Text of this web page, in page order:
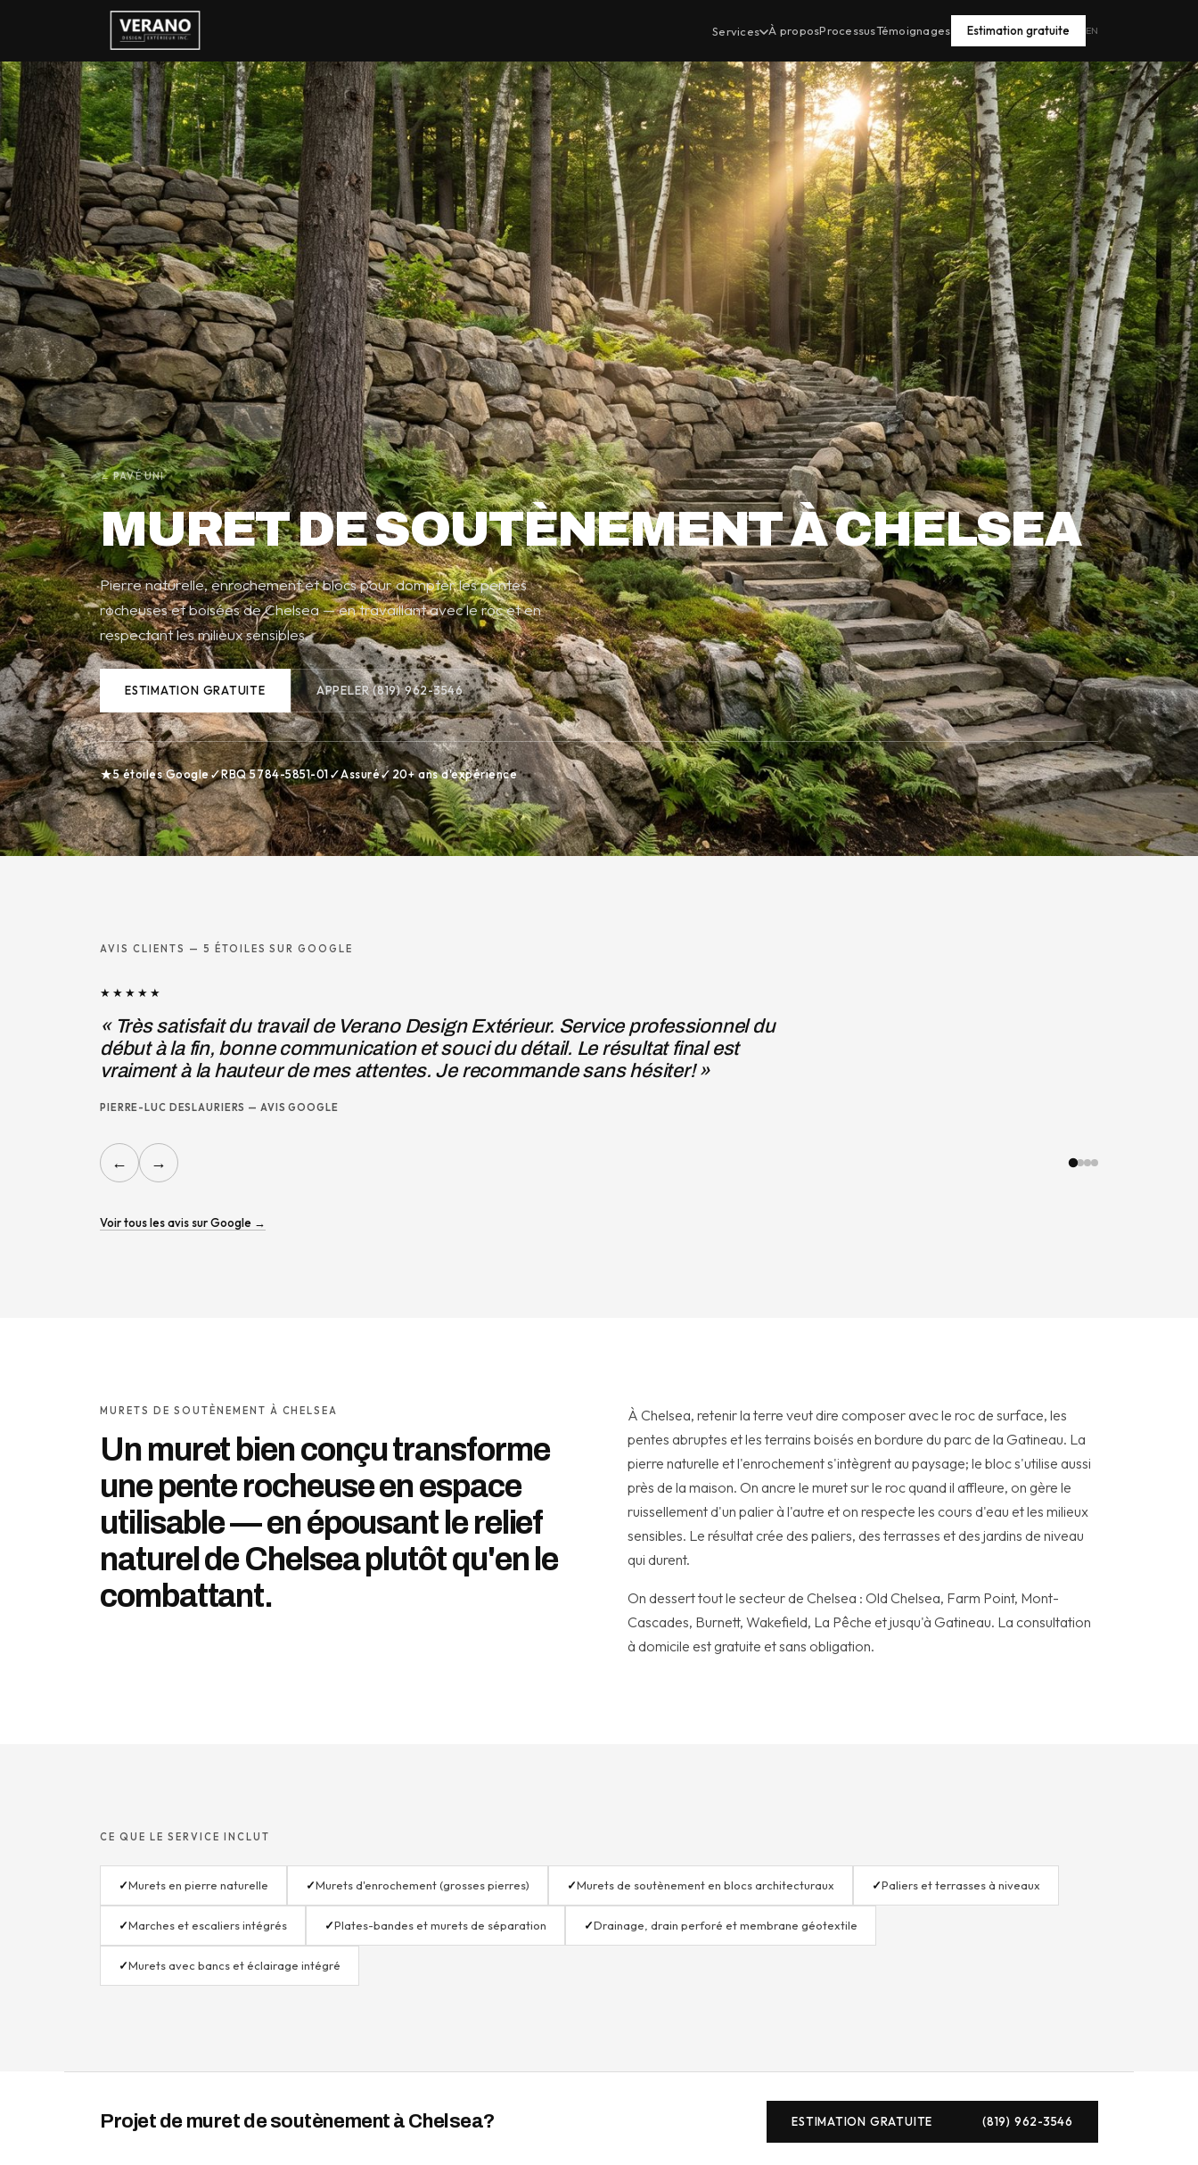
Services À proposProcessusTémoignages Estimation gratuite EN
← PAVÉ UNI
MURET DE SOUTÈNEMENT À CHELSEA
Pierre naturelle, enrochement et blocs pour dompter les pentes
rocheuses et boisées de Chelsea — en travaillant avec le roc et en
respectant les milieux sensibles.
ESTIMATION GRATUITE APPELER (819) 962-3546
★5 étoiles Google✓RBQ 5784-5851-01✓Assuré✓ 20+ ans d'expérience
AVIS CLIENTS — 5 ÉTOILES SUR GOOGLE
Extérieur. Service professionnel du
du détail. Le résultat final est
sans hésiter! »
« J'ai retenu les services de Pierre-Michel, propriétaire de
refaire le perron et les marches d'entrée, afin de corriger les
entrepreneur précédent. »
← →
Voir tous les avis sur Google →
MURETS DE SOUTÈNEMENT À CHELSEA
Un muret bien conçu transforme
une pente rocheuse en espace
utilisable — en épousant le relief
naturel de Chelsea plutôt qu'en le
combattant.
À Chelsea, retenir la terre veut dire composer avec le roc de surface, les
pentes abruptes et les terrains boisés en bordure du parc de la Gatineau. La
pierre naturelle et l'enrochement s'intègrent au paysage; le bloc s'utilise aussi
près de la maison. On ancre le muret sur le roc quand il affleure, on gère le
ruissellement d'un palier à l'autre et on respecte les cours d'eau et les milieux
sensibles. Le résultat crée des paliers, des terrasses et des jardins de niveau
qui durent.
On dessert tout le secteur de Chelsea : Old Chelsea, Farm Point, Mont-
Cascades, Burnett, Wakefield, La Pêche et jusqu'à Gatineau. La consultation
à domicile est gratuite et sans obligation.
CE QUE LE SERVICE INCLUT
✓Murets en pierre naturelle ✓Murets d'enrochement (grosses pierres) ✓Murets de soutènement en blocs architecturaux ✓Paliers et terrasses à niveaux
✓Marches et escaliers intégrés ✓Plates-bandes et murets de séparation ✓Drainage, drain perforé et membrane géotextile
✓Murets avec bancs et éclairage intégré
Projet de muret de soutènement à Chelsea? ESTIMATION GRATUITE (819) 962-3546